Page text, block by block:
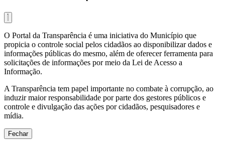
O Portal da Transparência é uma iniciativa do Município que
propicia o controle social pelos cidadãos ao disponibilizar dados e
informações públicas do mesmo, além de oferecer ferramenta para
solicitações de informações por meio da Lei de Acesso a
Informação.
A Transparência tem papel importante no combate à corrupção, ao
induzir maior responsabilidade por parte dos gestores públicos e
controle e divulgação das ações por cidadãos, pesquisadores e
mídia.
Fechar